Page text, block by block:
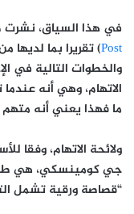
في هذا السياق،
Post) تقريرا بما لديها
والخطوات التالية في
الاتهام، وهي أنه
ما فهذا يعني أنه متهم
ولائحة الاتهام، وفقا
جي كومينسكي، هي
“قصاصة ورقية تشمل